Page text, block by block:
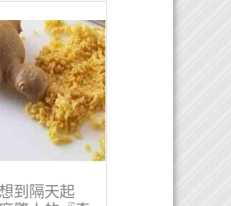
到隔天起